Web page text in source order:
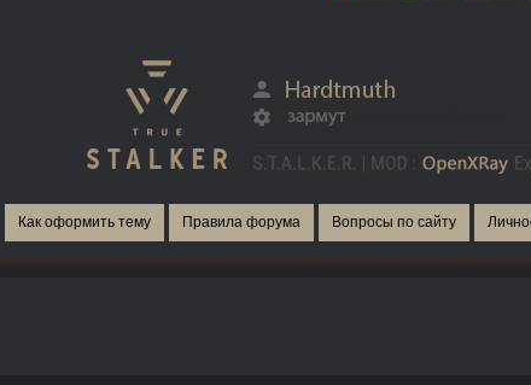
Как оформить тему Правила форума Вопросы по сайту